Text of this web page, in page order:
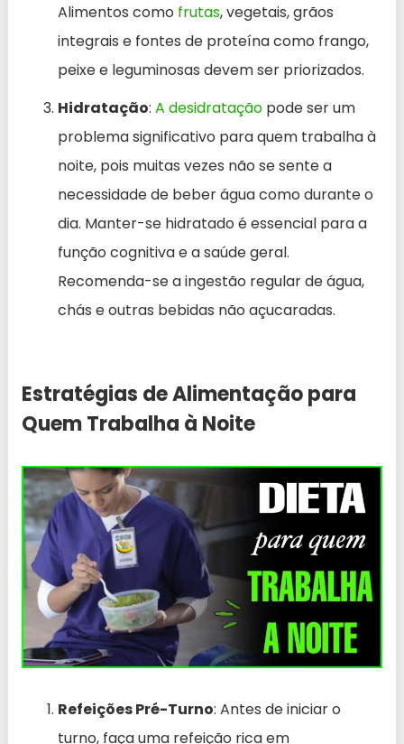
Alimentos como frutas, vegetais, grãos
integrais e fontes de proteína como frango,
peixe e leguminosas devem ser priorizados.
Hidratação: A desidratação pode ser um
problema significativo para quem trabalha à
noite, pois muitas vezes não se sente a
necessidade de beber água como durante o
dia. Manter-se hidratado é essencial para a
função cognitiva e a saúde geral.
Recomenda-se a ingestão regular de água,
chás e outras bebidas não açucaradas.
Estratégias de Alimentação para
Quem Trabalha à Noite
Refeições Pré-Turno: Antes de iniciar o
turno, faça uma refeição rica em